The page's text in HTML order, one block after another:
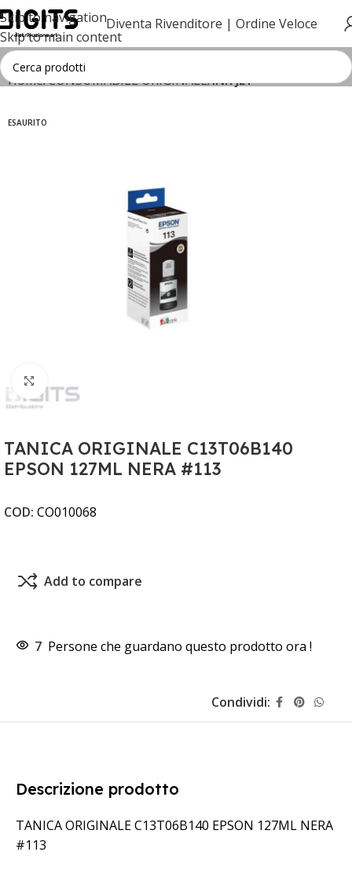
Skip to navigation
Skip to main content
Diventa Rivenditore | Ordine Veloce
Home CONSUMABILE ORIGINALE INK JET
ESAURITO
TANICA ORIGINALE C13T06B140
EPSON 127ML NERA #113
COD: CO010068
Add to compare
7 Persone che guardano questo prodotto ora !
Condividi:
Descrizione prodotto
TANICA ORIGINALE C13T06B140 EPSON 127ML NERA
#113